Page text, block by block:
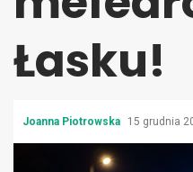
Łasku!
Joanna Piotrowska 15 grudnia